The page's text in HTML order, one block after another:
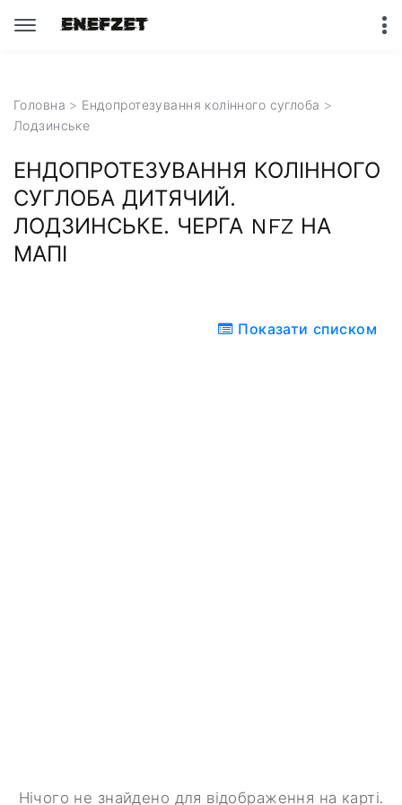
Головна > Ендопротезування колінного суглоба >
Лодзинське
ЕНДОПРОТЕЗУВАННЯ КОЛІННОГО
СУГЛОБА ДИТЯЧИЙ.
ЛОДЗИНСЬКЕ. ЧЕРГА NFZ НА
МАПІ
Показати списком
Нічого не знайдено для відображення на карті.